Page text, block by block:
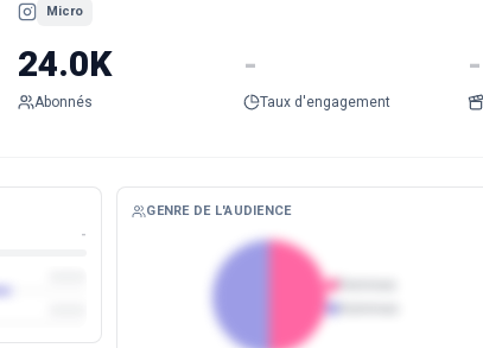
Micro
24.0K
Abonnés
-
Taux d'engagement
-
-
GENRE DE L'AUDIENCE